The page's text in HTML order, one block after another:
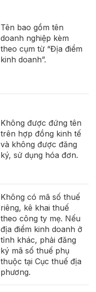
Tên bao gồm tên
doanh nghiệp kèm
theo cụm từ “Địa điểm
kinh doanh”.
Không được đứng tên
trên hợp đồng kinh tế
và không được đăng
ký, sử dụng hóa đơn.
Không có mã số thuế
riêng, kê khai thuế
theo công ty mẹ. Nếu
địa điểm kinh doanh ở
tỉnh khác, phải đăng
ký mã số thuế phụ
thuộc tại Cục thuế địa
phương.